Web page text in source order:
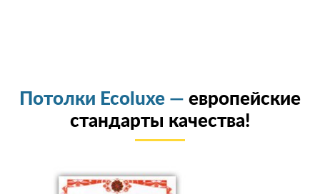
Потолки Ecoluxe — европейские
стандарты качества!